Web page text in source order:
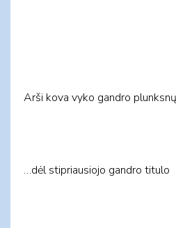
Arši kova vyko gandro
…dėl stipriausiojo gandro titulo